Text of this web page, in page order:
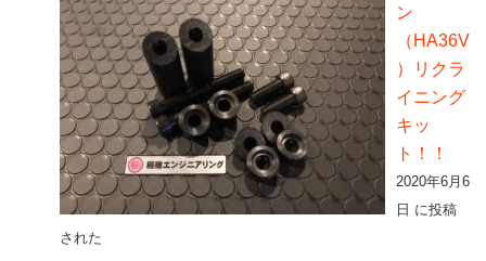
ン
（HA36V
）リクラ
イニング
キッ
ト！！
2020年6月6
日 に投稿
された